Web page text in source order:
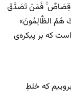
قِصَاصٌ ۚ فَمَنْ تَصَدَّقَ
هُمُ الظَّالِمُونَ»
که بر پیکره‌ی
که خلطِ